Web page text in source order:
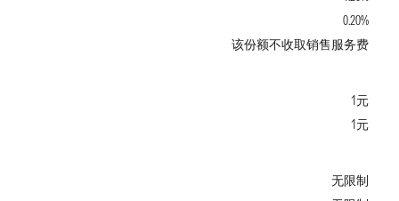
0.20%
该份额不收取销售服务费
1元
1元
无限制